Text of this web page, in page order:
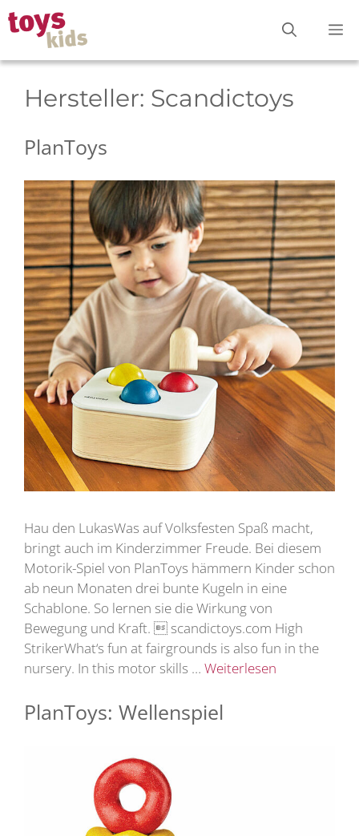
Zum
Inhalt
springen
Hersteller: Scandictoys
PlanToys
Hau den LukasWas auf Volksfesten Spaß macht,
bringt auch im Kinderzimmer Freude. Bei diesem
Motorik-Spiel von PlanToys hämmern Kinder schon
ab neun Monaten drei bunte Kugeln in eine
Schablone. So lernen sie die Wirkung von
Bewegung und Kraft.  scandictoys.com High
StrikerWhat‘s fun at fairgrounds is also fun in the
nursery. In this motor skills … Weiterlesen
PlanToys: Wellenspiel